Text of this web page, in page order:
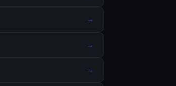
→
→
→